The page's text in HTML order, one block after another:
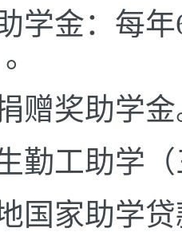
学金：每
赠奖助学
勤工助学
国家助学